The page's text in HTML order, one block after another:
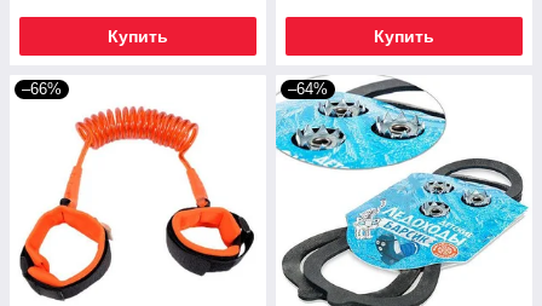
Купить Купить
–66% –64%